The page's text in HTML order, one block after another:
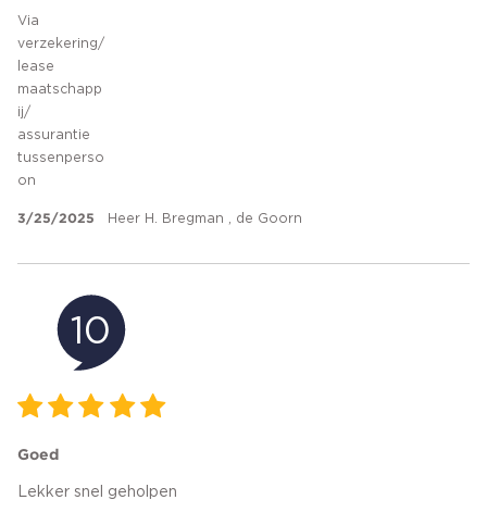
Via
verzekering/
lease
maatschapp
ij/
assurantie
tussenperso
on
3/25/2025 Heer H. Bregman , de Goorn
10
Goed
Lekker snel geholpen